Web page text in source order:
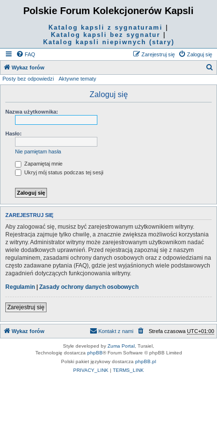
Polskie Forum Kolekcjonerów Kapsli
Katalog kapsli z sygnaturami
Katalog kapsli bez sygnatur
Katalog kapsli niepiwnych (stary)
FAQ Zaloguj się
Zarejestruj się
Wykaz forów
Posty bez odpowiedzi Aktywne tematy
Zaloguj się
Nazwa użytkownika:
Hasło:
Nie pamiętam hasła
Zapamiętaj mnie
Ukryj mój status podczas tej sesji
ZAREJESTRUJ SIĘ
Aby zalogować się, musisz być zarejestrowanym użytkownikiem witryny.
Rejestracja zajmuje tylko chwilę, a znacznie zwiększa możliwości korzystania
z witryny. Administrator witryny może zarejestrowanym użytkownikom nadać
wiele dodatkowych uprawnień. Przed rejestracją zapoznaj się z naszym
regulaminem, zasadami ochrony danych osobowych oraz z odpowiedziami na
często zadawane pytania (FAQ), gdzie jest wyjaśnionych wiele podstawowych
zagadnień dotyczących funkcjonowania witryny.
Regulamin | Zasady ochrony danych osobowych
Zarejestruj się
Wykaz forów Strefa czasowa UTC+01:00
Kontakt z nami
Style developed by Zuma Portal , Turaiel,
Technologię dostarcza phpBB® Forum Software © phpBB Limited
Polski pakiet językowy dostarcza phpBB.pl
PRIVACY_LINK | TERMS_LINK